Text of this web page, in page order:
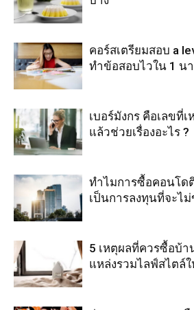
คอร์สเตรียมสอบ a
ทำข้อสอบไวใน 1 น
เบอร์มังกร คือเลขที่
แล้วช่วยเรื่องอะไร ?
ทำไมการซื้อคอนโด
เป็นการลงทุนที่จะไ
5 เหตุผลที่ควรซื้อบ้า
แหล่งรวมไลฟ์สไตล์